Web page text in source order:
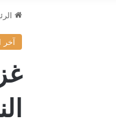
آخر